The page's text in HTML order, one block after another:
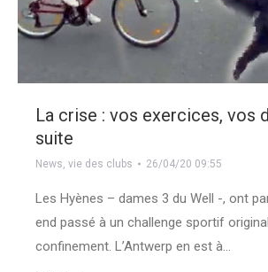
La crise : vos exercices, vos
suite
News, vie des clubs 26/04/20 09:55
Les Hyènes – dames 3 du Well -, ont
end passé à un challenge sportif
confinement. L’Antwerp en est à…